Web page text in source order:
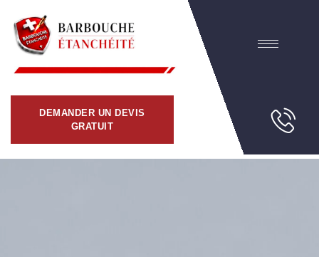
DEMANDER UN DEVIS
GRATUIT